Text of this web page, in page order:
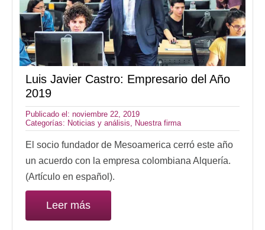
Luis Javier Castro: Empresario del Año
2019
Publicado el: noviembre 22, 2019
Categorías: Noticias y análisis Nuestra firma
El socio fundador de Mesoamerica cerró este año
un acuerdo con la empresa colombiana Alquería.
(Artículo en español).
Leer más